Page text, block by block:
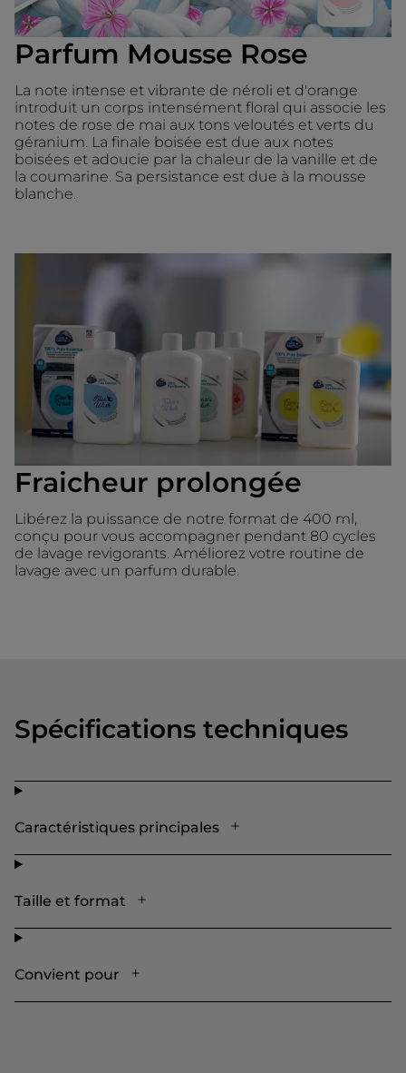
Parfum Mousse Rose
La note intense et vibrante de néroli et d'orange
introduit un corps intensément floral qui associe les
notes de rose de mai aux tons veloutés et verts du
géranium. La finale boisée est due aux notes
boisées et adoucie par la chaleur de la vanille et de
la coumarine. Sa persistance est due à la mousse
blanche.
Fraicheur prolongée
Libérez la puissance de notre format de 400 ml,
conçu pour vous accompagner pendant 80 cycles
de lavage revigorants. Améliorez votre routine de
lavage avec un parfum durable.
Spécifications techniques
Caractéristiques principales
Taille et format
Convient pour